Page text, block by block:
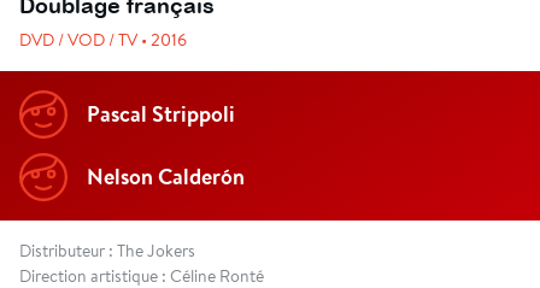
Doublage français
DVD / VOD / TV • 2016
Pascal Strippoli
Nelson Calderón
Distributeur : The Jokers
Direction artistique : Céline Ronté